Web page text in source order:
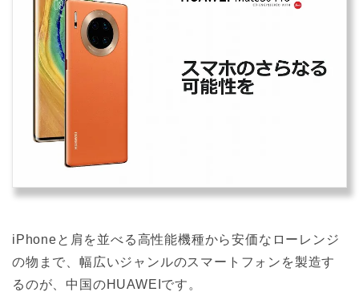
iPhoneと肩を並べる高性能機種から安価なローレンジ
の物まで、幅広いジャンルのスマートフォンを製造す
るのが、中国のHUAWEIです。